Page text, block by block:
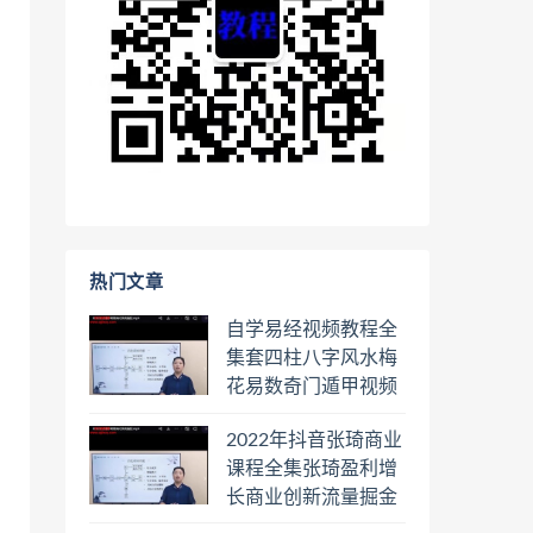
热门文章
自学易经视频教程全
集套四柱八字风水梅
花易数奇门遁甲视频
日罗盘教程百度云网
盘会员
2022年抖音张琦商业
课程全集张琦盈利增
长商业创新流量掘金